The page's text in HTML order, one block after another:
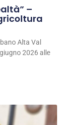
–
Alta Val
2026 alle